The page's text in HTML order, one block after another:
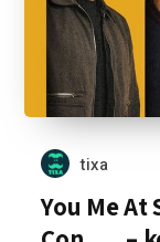
tixa
You Me At